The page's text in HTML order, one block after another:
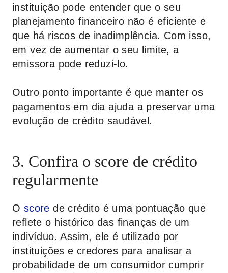
instituição pode entender que o seu
planejamento financeiro não é eficiente e
que há riscos de inadimplência. Com isso,
em vez de aumentar o seu limite, a
emissora pode reduzi-lo.
Outro ponto importante é que manter os
pagamentos em dia ajuda a preservar uma
evolução de crédito saudável.
3. Confira o score de crédito
regularmente
O score de crédito é uma pontuação que
reflete o histórico das finanças de um
indivíduo. Assim, ele é utilizado por
instituições e credores para analisar a
probabilidade de um consumidor cumprir